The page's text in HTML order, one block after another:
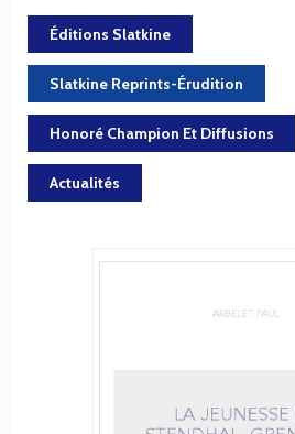
Éditions Slatkine
Slatkine Reprints-Érudition
Honoré Champion Et Diffusions
Actualités